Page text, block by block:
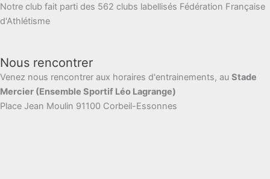
Notre club fait parti des 562 clubs labellisés Fédération Française
d'Athlétisme
Nous rencontrer
Venez nous rencontrer aux horaires d'entrainements, au Stade
Mercier (Ensemble Sportif Léo Lagrange)
Place Jean Moulin 91100 Corbeil-Essonnes